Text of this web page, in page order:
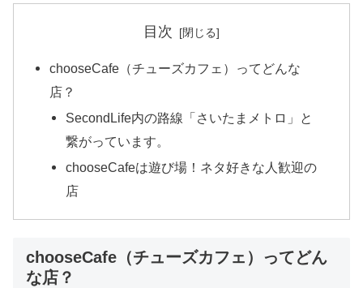
目次
chooseCafe（チューズカフェ）ってどんな
店？
SecondLife内の路線「さいたまメトロ」と
繋がっています。
chooseCafeは遊び場！ネタ好きな人歓迎の
店
chooseCafe（チューズカフェ）ってどん
な店？